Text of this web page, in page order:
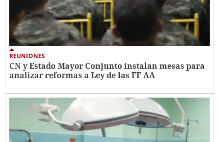
REUNIONES
CN y Estado Mayor Conjunto instalan mesas para
analizar reformas a Ley de las FF AA